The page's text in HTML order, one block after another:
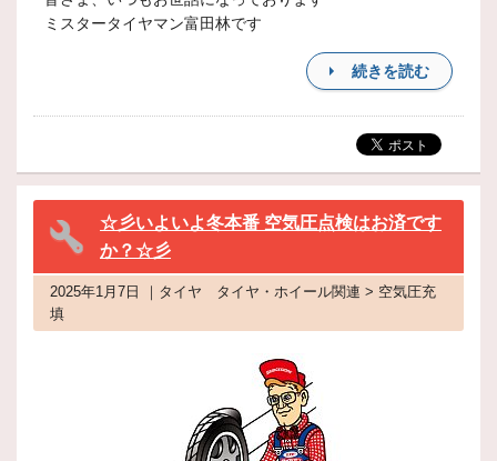
ミスタータイヤマン富田林です
続きを読む
☆彡いよいよ冬本番 空気圧点検はお済です
か？☆彡
2025年1月7日 ｜タイヤ タイヤ・ホイール関連 > 空気圧充
填